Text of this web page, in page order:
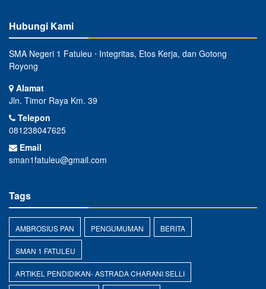
Hubungi Kami
SMA Negeri 1 Fatuleu ⋅ Integritas, Etos Kerja, dan Gotong
Royong
Alamat
Jln. Timor Raya Km. 39
Telepon
081238047625
Email
sman1fatuleu@gmail.com
Tags
AMBROSIUS PAN PENGUMUMAN BERITA
SMAN 1 FATULEU
ARTIKEL PENDIDIKAN- ASTRADA CHARANI SELLI